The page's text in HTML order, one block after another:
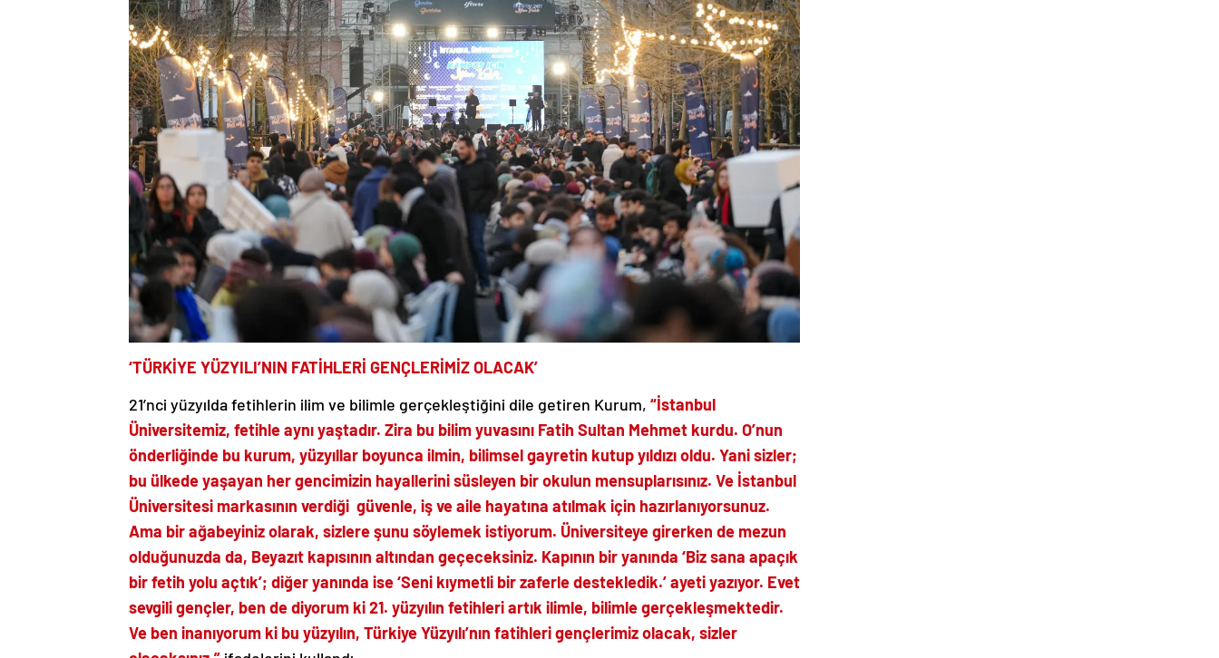
‘TÜRKİYE YÜZYILI’NIN FATİHLERİ GENÇLERİMİZ OLACAK’
21’nci yüzyılda fetihlerin ilim ve bilimle gerçekleştiğini dile getiren Kurum, “İstanbul
Üniversitemiz, fetihle aynı yaştadır. Zira bu bilim yuvasını Fatih Sultan Mehmet kurdu. O’nun
önderliğinde bu kurum, yüzyıllar boyunca ilmin, bilimsel gayretin kutup yıldızı oldu. Yani sizler;
bu ülkede yaşayan her gencimizin hayallerini süsleyen bir okulun mensuplarısınız. Ve İstanbul
Üniversitesi markasının verdiği güvenle, iş ve aile hayatına atılmak için hazırlanıyorsunuz.
Ama bir ağabeyiniz olarak, sizlere şunu söylemek istiyorum. Üniversiteye girerken de mezun
olduğunuzda da, Beyazıt kapısının altından geçeceksiniz. Kapının bir yanında ‘Biz sana apaçık
bir fetih yolu açtık’; diğer yanında ise ‘Seni kıymetli bir zaferle destekledik.’ ayeti yazıyor. Evet
sevgili gençler, ben de diyorum ki 21. yüzyılın fetihleri artık ilimle, bilimle gerçekleşmektedir.
Ve ben inanıyorum ki bu yüzyılın, Türkiye Yüzyılı’nın fatihleri gençlerimiz olacak, sizler